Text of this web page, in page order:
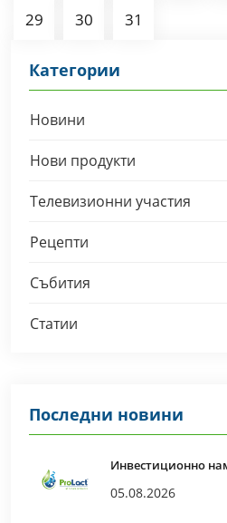
29 30 31
Категории
Новини
Нови продукти
Телевизионни участия
Рецепти
Събития
Статии
Последни новини
Инвестиционно
05.08.2026